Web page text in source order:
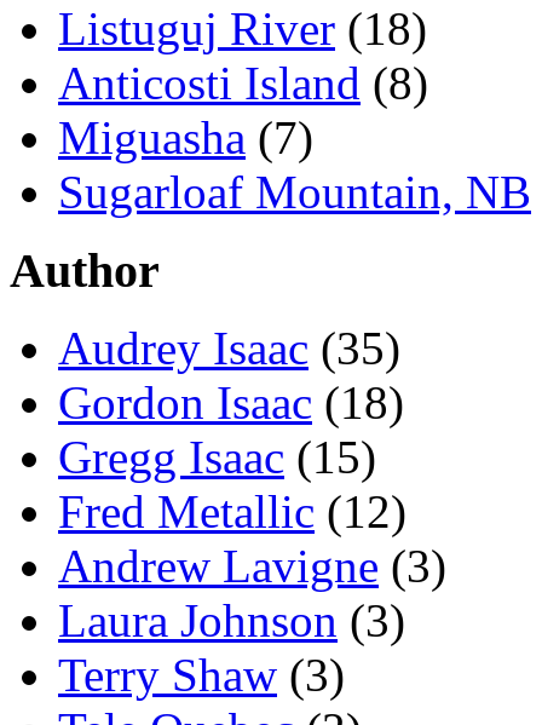
Listuguj River (18)
Anticosti Island (8)
Miguasha (7)
Sugarloaf Mountain, NB
Author
Audrey Isaac (35)
Gordon Isaac (18)
Gregg Isaac (15)
Fred Metallic (12)
Andrew Lavigne (3)
Laura Johnson (3)
Terry Shaw (3)